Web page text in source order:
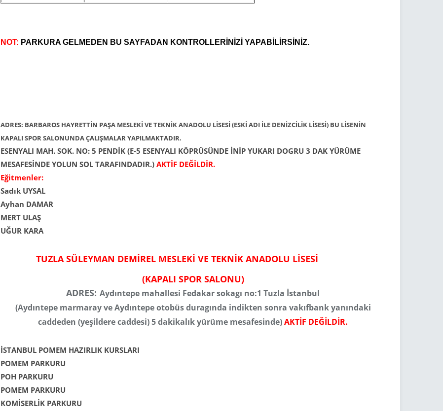
NOT: PARKURA GELMEDEN BU SAYFADAN KONTROLLERİNİZİ YAPABİLİRSİNİZ.
ADRES: BARBAROS HAYRETTİN PAŞA MESLEKİ VE TEKNİK ANADOLU LİSESİ (ESKİ ADI İLE DENİZCİLİK LİSESİ) BU LİSENİN
KAPALI SPOR SALONUNDA ÇALIŞMALAR YAPILMAKTADIR.
ESENYALI MAH. SOK. NO: 5 PENDİK (E-5 ESENYALI KÖPRÜSÜNDE İNİP YUKARI DOGRU 3 DAK YÜRÜME
MESAFESİNDE YOLUN SOL TARAFINDADIR.) AKTİF DEĞİLDİR.
Eğitmenler:
Sadık UYSAL
Ayhan DAMAR
MERT ULAŞ
UĞUR KARA
TUZLA SÜLEYMAN DEMİREL MESLEKİ VE TEKNİK ANADOLU LİSESİ
(KAPALI SPOR SALONU)
ADRES: Aydıntepe mahallesi Fedakar sokagı no:1 Tuzla İstanbul
(Aydıntepe marmaray ve Aydıntepe otobüs duragında indikten sonra vakıfbank yanındaki
caddeden (yeşildere caddesi) 5 dakikalık yürüme mesafesinde)AKTİF DEĞİLDİR.
İSTANBUL POMEM HAZIRLIK KURSLARI
POMEM PARKURU
POH PARKURU
POMEM PARKURU
KOMİSERLİK PARKURU